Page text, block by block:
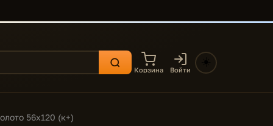
Корзина Войти
56x120 (к+)